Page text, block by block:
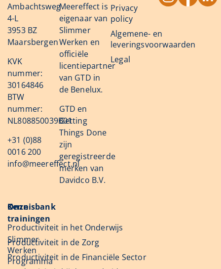
Ambachtsweg
4-L
3953 BZ
Maarsbergen
KVK
nummer:
30164846
BTW
nummer:
NL808850039B01
+31 (0)88
0016 200
info@meereffect.nl
Meereffect is
eigenaar van
Slimmer
Werken en
officiële
licentiepartner
van GTD in
de Benelux.
GTD en
Getting
Things Done
zijn
geregistreerde
merken van
Davidco B.V.
Privacy
policy
Algemene- en
leveringsvoorwaarden
Legal
Onze
trainingen
Slimmer
Werken
Programma
Kennisbank
Productiviteit in het Onderwijs
Productiviteit in de Zorg
Productiviteit in de Financiële Sector